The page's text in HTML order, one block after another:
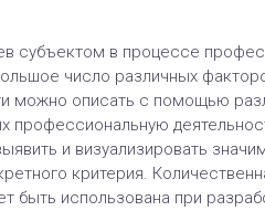
субъектом в процессе
число различных
можно описать с помощью
профессиональную
и визуализировать
критерия.
быть использована при